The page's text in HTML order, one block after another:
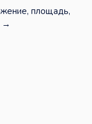
площадь,
→